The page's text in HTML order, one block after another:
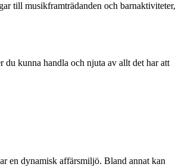
till musikframträdanden och barnaktiviteter,
du kunna handla och njuta av allt det har att
en dynamisk affärsmiljö. Bland annat kan